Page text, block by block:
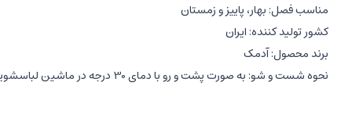
مناسب فصل: بهار، پاییز و زمستان
کشور تولید کننده: ایران
برند محصول: آدمک
نحوه شست و شو: به صورت پشت و رو با دمای 30 درجه در ماشین لباسشویی